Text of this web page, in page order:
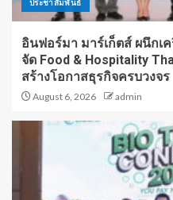
ประชาสัมพันธ์
อินฟอร์มา มาร์เก็ตส์ ผนึกเ
จัด Food & Hospitality
สร้างโอกาสธุรกิจครบวงจร
August 6, 2026 admin